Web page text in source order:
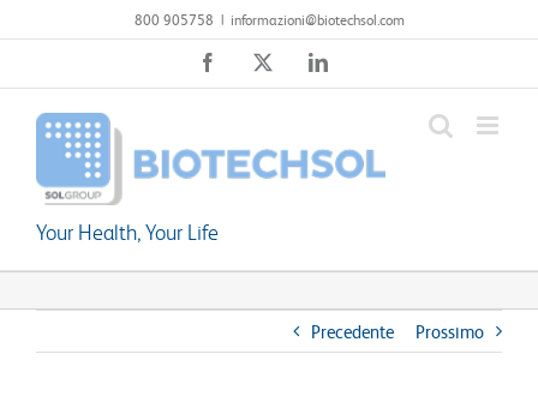
al
800 905758 | informazioni@biotechsol.com
Facebook LinkedIn
Your Health, Your Life
Precedente Prossimo